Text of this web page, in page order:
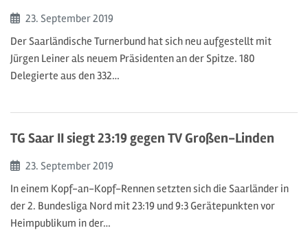
Beginn:
23. September2019
Der Saarländische Turnerbund hat sich neu aufgestellt mit
Jürgen Leiner als neuem Präsidenten an der Spitze. 180
Delegierte aus den 332…
TG Saar II siegt 23:19 gegen TV Großen-Linden
Beginn:
23. September2019
In einem Kopf-an-Kopf-Rennen setzten sich die Saarländer in
der 2. Bundesliga Nord mit 23:19 und 9:3 Gerätepunkten vor
Heimpublikum in der…